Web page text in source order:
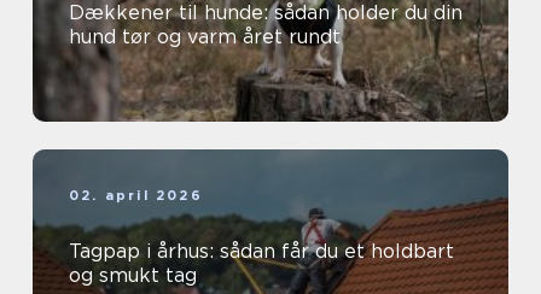
Dækkener til hunde: sådan holder du din
hund tør og varm året rundt
02. april 2026
Tagpap i århus: sådan får du et holdbart
og smukt tag